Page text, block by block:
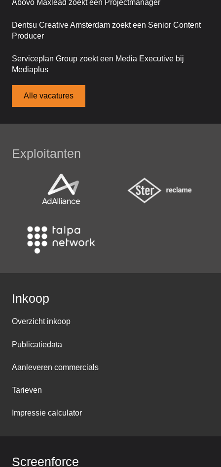
Abovo Maxlead zoekt een Projectmanager
Dentsu Creative Amsterdam zoekt een Senior Content
Producer
Serviceplan Group zoekt een Media Executive bij
Mediaplus
Alle vacatures
Exploitanten
Inkoop
Overzicht inkoop
Publicatiedata
Aanleveren commercials
Tarieven
Impressie calculator
Screenforce